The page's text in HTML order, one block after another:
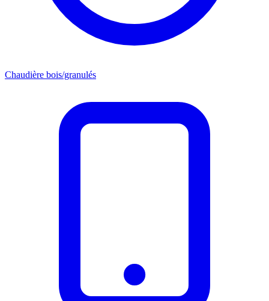
Chaudière bois/granulés